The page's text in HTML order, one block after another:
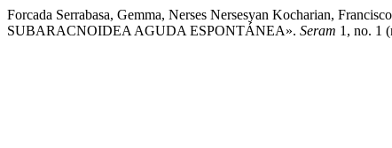
Forcada Serrabasa, Gemma, Nerses Nersesyan Kocharian,
SUBARACNOIDEA AGUDA ESPONTÁNEA». Seram 1, no. 1